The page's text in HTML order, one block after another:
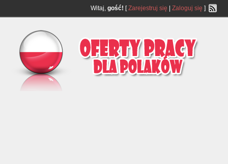
Witaj, gość! [Zarejestruj się Zaloguj się ]